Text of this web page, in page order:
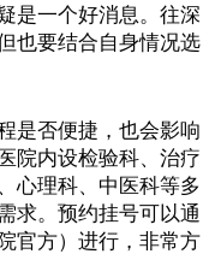
是一个好消息。往深
也要结合自身情况选
是否便捷，也会影响
院内设检验科、治疗
心理科、中医科等多
求。预约挂号可以通
官方）进行，非常方